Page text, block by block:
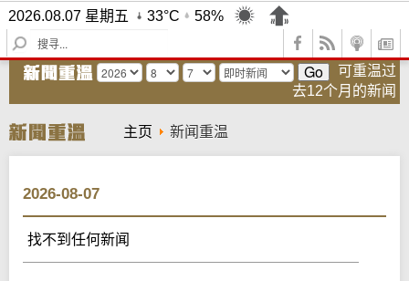
2026.08.07 星期五 33°C
58%
S
e
a
h
可重温过
去12个月的新闻
主页 新闻重温
2026-08-07
找不到任何新闻